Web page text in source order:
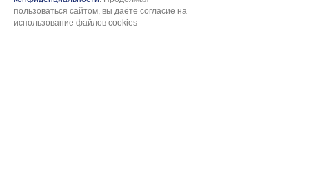
СПб пр. Науки, д.21 к1
пользоваться сайтом, вы даёте согласие на
использование файлов cookies